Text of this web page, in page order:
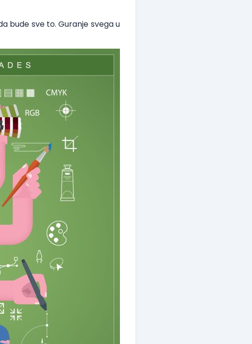
bude sve to. Guranje svega u